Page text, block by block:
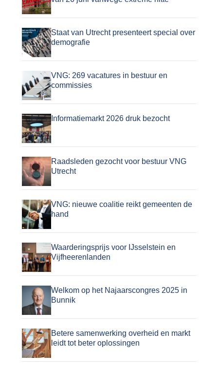
Staat van Utrecht presenteert special over
demografie
VNG: 269 vacatures in bestuur en
commissies
Informatiemarkt 2026 druk bezocht
Raadsleden gezocht voor bestuur VNG
Utrecht
VNG: nieuwe coalitie reikt gemeenten de
hand
Waarderingsprijs voor IJsselstein en
Vijfheerenlanden
Welkom op het Najaarscongres 2025 in
Bunnik
Betere samenwerking overheid en markt
leidt tot beter oplossingen